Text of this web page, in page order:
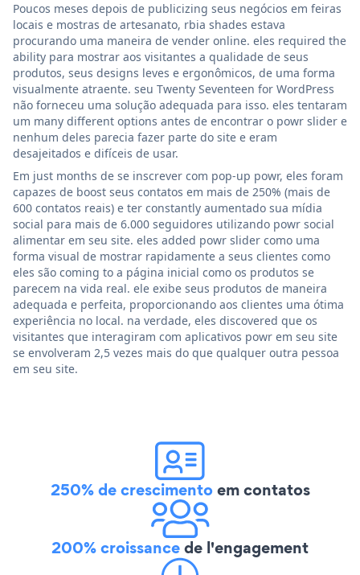
Poucos meses depois de publicizing seus negócios em feiras
locais e mostras de artesanato, rbia shades estava
procurando uma maneira de vender online. eles required the
ability para mostrar aos visitantes a qualidade de seus
produtos, seus designs leves e ergonômicos, de uma forma
visualmente atraente. seu Twenty Seventeen for WordPress
não forneceu uma solução adequada para isso. eles tentaram
um many different options antes de encontrar o powr slider e
nenhum deles parecia fazer parte do site e eram
desajeitados e difíceis de usar.
Em just months de se inscrever com pop-up powr, eles foram
capazes de boost seus contatos em mais de 250% (mais de
600 contatos reais) e ter constantly aumentado sua mídia
social para mais de 6.000 seguidores utilizando powr social
alimentar em seu site. eles added powr slider como uma
forma visual de mostrar rapidamente a seus clientes como
eles são coming to a página inicial como os produtos se
parecem na vida real. ele exibe seus produtos de maneira
adequada e perfeita, proporcionando aos clientes uma ótima
experiência no local. na verdade, eles discovered que os
visitantes que interagiram com aplicativos powr em seu site
se envolveram 2,5 vezes mais do que qualquer outra pessoa
em seu site.
250% de crescimentoem contatos
200% croissancede l'engagement